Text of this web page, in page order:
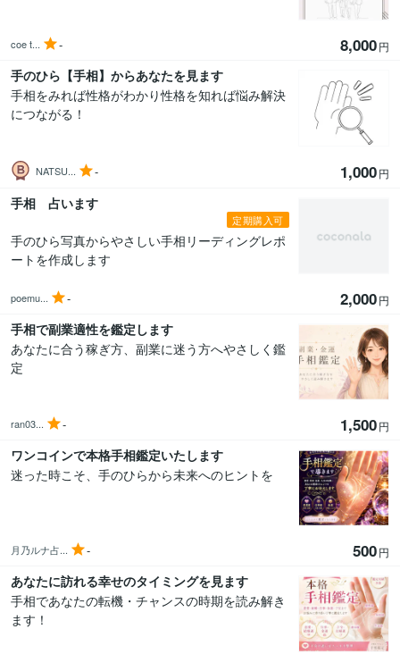
coe t... - 8,000円
手のひら【手相】からあなたを見ます
手相をみれば性格がわかり性格を知れば悩み解決
につながる！
NATSU... - 1,000円
手相 占います
定期購入可
手のひら写真からやさしい手相リーディングレポ
ートを作成します
poemu... - 2,000円
手相で副業適性を鑑定します
あなたに合う稼ぎ方、副業に迷う方へやさしく鑑
定
ran03... - 1,500円
ワンコインで本格手相鑑定いたします
迷った時こそ、手のひらから未来へのヒントを
月乃ルナ占... - 500円
あなたに訪れる幸せのタイミングを見ます
手相であなたの転機・チャンスの時期を読み解き
ます！